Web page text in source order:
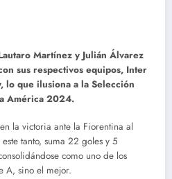
Martínez y Julián Álvarez
sus respectivos equipos, Inter
lo que ilusiona a la Selección
América 2024.
la victoria ante la Fiorentina al
tanto, suma 22 goles y 5
como uno de los
A, sino el mejor.